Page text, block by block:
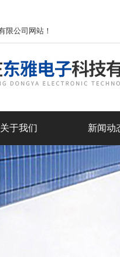
限公司网站！
关于我们 新闻动